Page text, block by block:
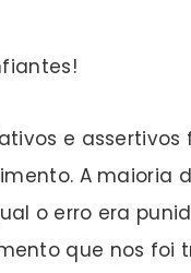
e assertivos
A maioria
o erro era
que nos foi